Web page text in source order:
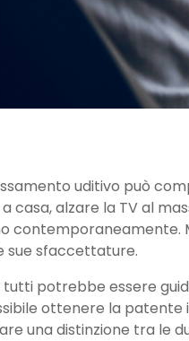
uditivo può
casa, alzare la TV al
contemporaneamente.
sue sfaccettature.
potrebbe essere
ottenere la patente
una distinzione tra le